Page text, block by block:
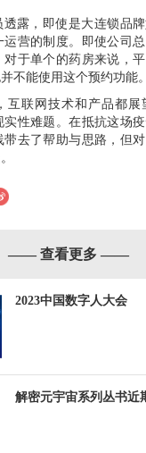
露，即使是大连锁品
营的制度。即使公司
对于单个的药房来说，
不能使用这个预约功能。
互联网技术和产品都展
性难题。在抵抗这场
去了帮助与思路，但
—— 查看更多 ——
2023中国数字人大会
解密元宇宙系列丛书近